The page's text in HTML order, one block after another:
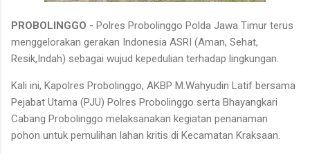
PROBOLINGGO - Polres Probolinggo Polda Jawa Timur terus
menggelorakan gerakan Indonesia ASRI (Aman, Sehat,
Resik,Indah) sebagai wujud kepedulian terhadap lingkungan.
Kali ini, Kapolres Probolinggo, AKBP M.Wahyudin Latif bersama
Pejabat Utama (PJU) Polres Probolinggo serta Bhayangkari
Cabang Probolinggo melaksanakan kegiatan penanaman
pohon untuk pemulihan lahan kritis di Kecamatan Kraksaan.